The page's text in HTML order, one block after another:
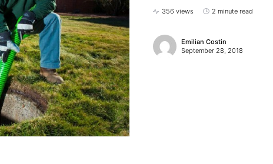
356 views 2 minute read
Emilian Costin
September 28, 2018